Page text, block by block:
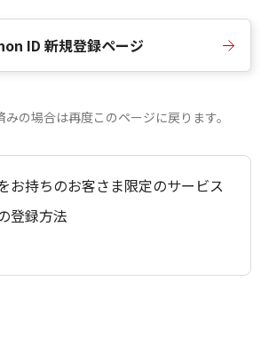
ID 新規登録ページ
の場合は再度このページに戻ります。
お持ちのお客さま限定のサービス
登録方法